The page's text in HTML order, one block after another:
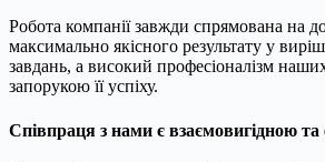
Робота компанії завжди спрямована на
максимально якісного результату у
завдань, а високий професіоналізм
запорукою її успіху.
Співпраця з нами є взаємовигідною